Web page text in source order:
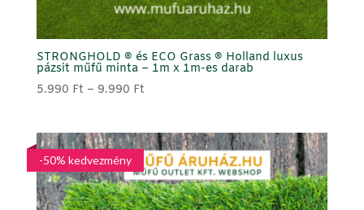
STRONGHOLD ® és ECO Grass ® Holland luxus
pázsit műfű minta – 1m x 1m-es darab
5.990 Ft – 9.990 FtÁrtartomány:
9.990 Ft
-50% kedvezmény